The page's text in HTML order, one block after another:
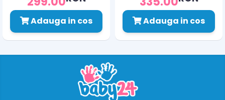
Adauga in cos Adauga in cos